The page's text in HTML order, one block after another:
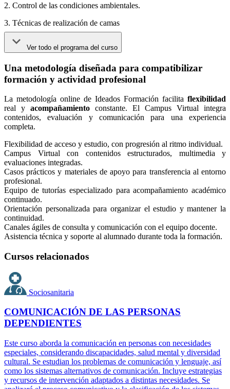
2. Control de las condiciones ambientales.
3. Técnicas de realización de camas
Ver todo el programa del curso
Una metodología diseñada para compatibilizar
formación y actividad profesional
La metodología online de Ideados Formación facilita flexibilidad
real y acompañamiento constante. El Campus Virtual integra
contenidos, evaluación y comunicación para una experiencia
completa.
Flexibilidad de acceso y estudio, con progresión al ritmo individual.
Campus Virtual con contenidos estructurados, multimedia y
evaluaciones integradas.
Casos prácticos y materiales de apoyo para transferencia al entorno
profesional.
Equipo de tutorías especializado para acompañamiento académico
continuado.
Orientación personalizada para organizar el estudio y mantener la
continuidad.
Canales ágiles de consulta y comunicación con el equipo docente.
Asistencia técnica y soporte al alumnado durante toda la formación.
Cursos relacionados
Sociosanitaria
COMUNICACIÓN DE LAS PERSONAS
DEPENDIENTES
Este curso aborda la comunicación en personas con necesidades
especiales, considerando discapacidades, salud mental y diversidad
cultural. Se estudian los problemas de comunicación y lenguaje, así
como los sistemas alternativos de comunicación. Incluye estrategias
y recursos de intervención adaptados a distintas necesidades. Se